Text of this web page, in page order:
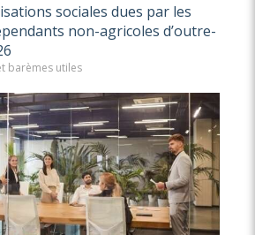
sociales dues par les
non-agricoles d’outre-
barèmes utiles